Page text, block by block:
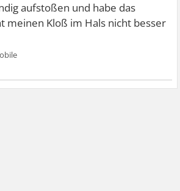
aufstoßen und habe das
meinen Kloß im Hals nicht besser